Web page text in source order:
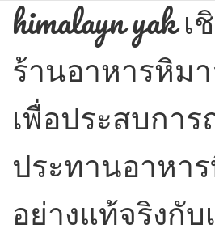
Skip
himalayn yak
ร้านอาหารหิม
เพื่อประสบกา
ประทานอาหา
อย่างแท้จริงกับ